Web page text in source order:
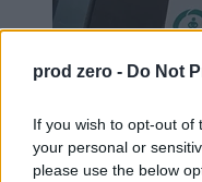
prod zero - Do Not
If you wish to opt-out of
your personal or
please use the below
Wiceprezydent
wybierają Szpital